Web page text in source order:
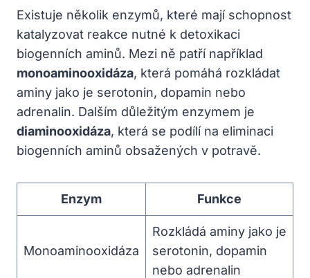
Existuje několik enzymů, které mají schopnost
katalyzovat reakce nutné k detoxikaci
biogenních aminů. Mezi ně patří například
monoaminooxidáza, která pomáhá rozkládat
aminy jako je serotonin, dopamin nebo
adrenalin. Dalším důležitým enzymem je
diaminooxidáza, která se podílí na eliminaci
biogenních aminů obsažených v potravě.
Enzym Funkce
Monoaminooxidáza
Rozkládá aminy jako je
serotonin, dopamin
nebo adrenalin